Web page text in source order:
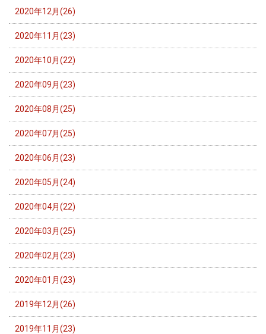
2020年12月(26)
2020年11月(23)
2020年10月(22)
2020年09月(23)
2020年08月(25)
2020年07月(25)
2020年06月(23)
2020年05月(24)
2020年04月(22)
2020年03月(25)
2020年02月(23)
2020年01月(23)
2019年12月(26)
2019年11月(23)